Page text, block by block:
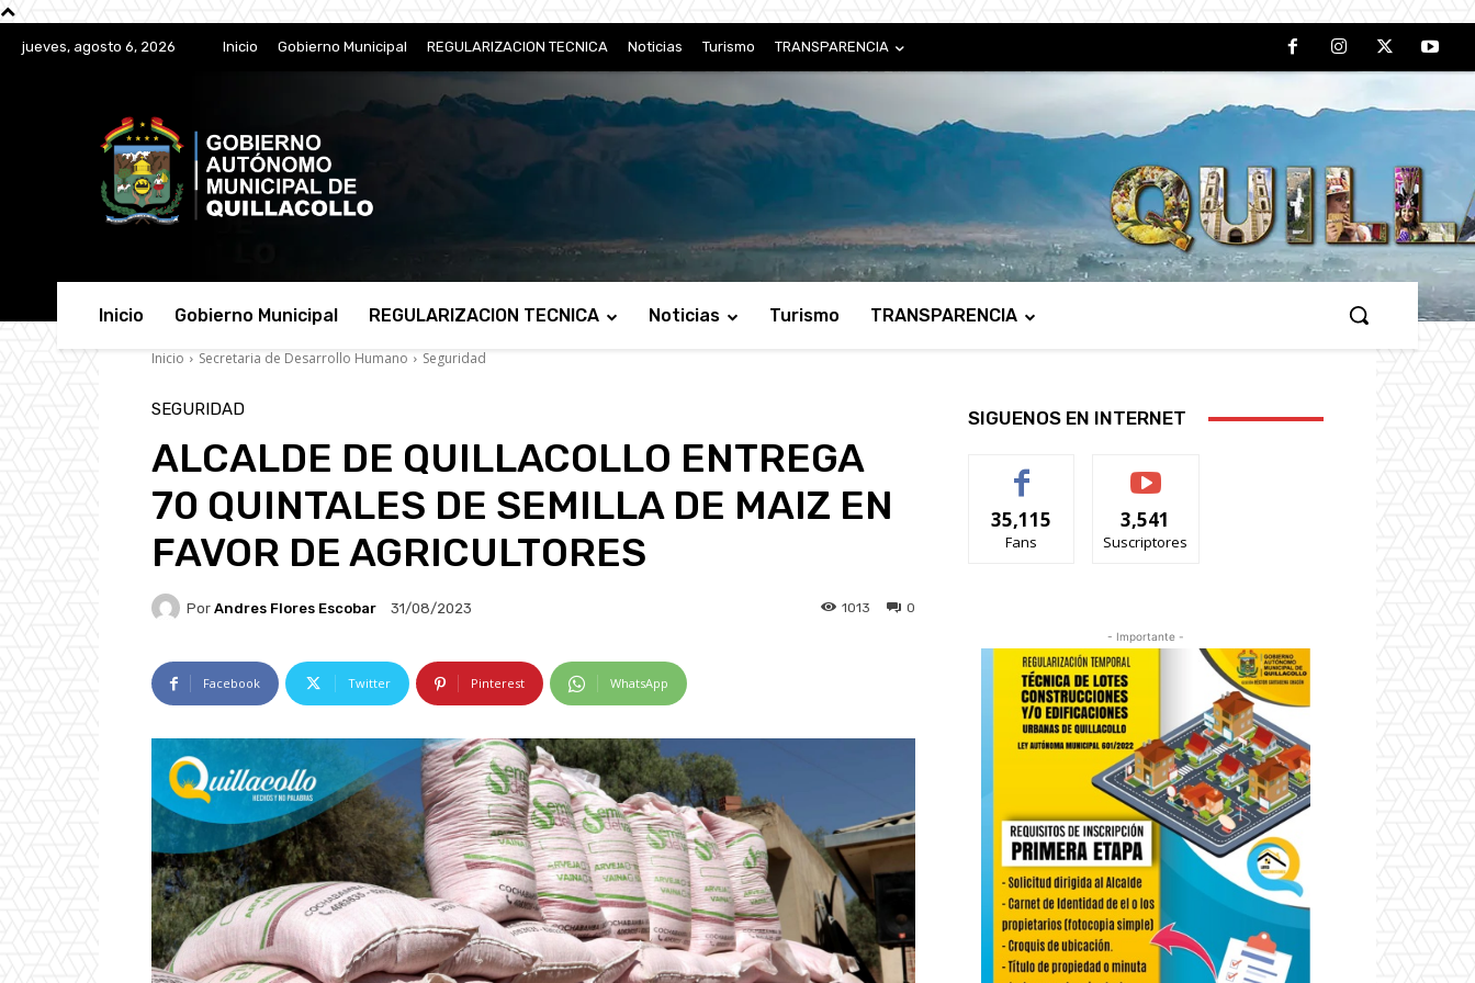
jueves, agosto 6, 2026 Inicio Gobierno Municipal REGULARIZACION TECNICA Noticias Turismo TRANSPARENCIA
Inicio Gobierno Municipal REGULARIZACION TECNICA Noticias Turismo TRANSPARENCIA
Inicio Secretaria de Desarrollo Humano Seguridad
SEGURIDAD
ALCALDE DE QUILLACOLLO ENTREGA
70 QUINTALES DE SEMILLA DE MAIZ EN
FAVOR DE AGRICULTORES
Por Andres Flores Escobar 31/08/2023 0
1013
Facebook Twitter Pinterest WhatsApp
SIGUENOS EN INTERNET
35,115
Fans
3,541
Suscriptores
- Importante -